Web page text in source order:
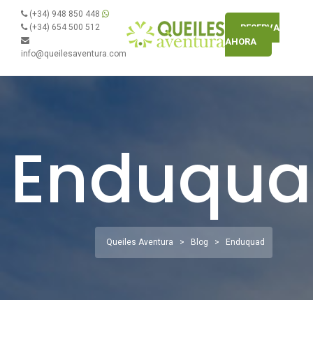
(+34) 948 850 448
(+34) 654 500 512
info@queilesaventura.com
RESERVA
AHORA
Queiles Aventura > Blog > Enduquad